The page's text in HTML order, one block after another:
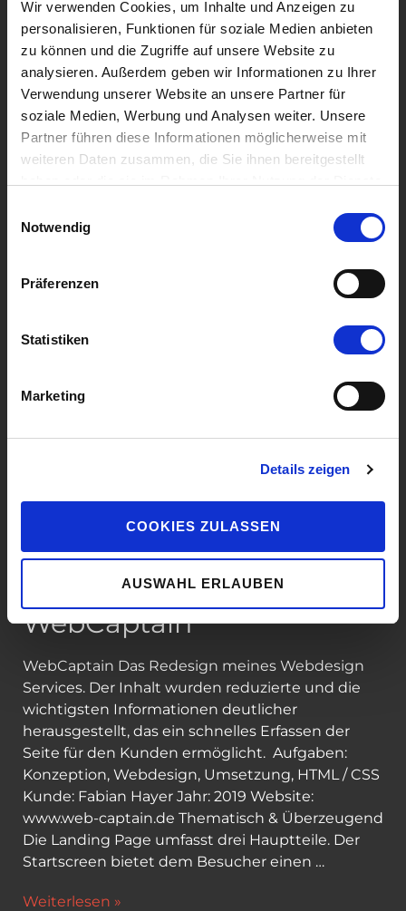
Wir verwenden Cookies, um Inhalte und Anzeigen zu
personalisieren, Funktionen für soziale Medien anbieten
zu können und die Zugriffe auf unsere Website zu
analysieren. Außerdem geben wir Informationen zu Ihrer
Verwendung unserer Website an unsere Partner für
soziale Medien, Werbung und Analysen weiter. Unsere
Partner führen diese Informationen möglicherweise mit
weiteren Daten zusammen, die Sie ihnen bereitgestellt
Notwendig
Präferenzen
Statistiken
Marketing
Details zeigen
COOKIES ZULASSEN
AUSWAHL ERLAUBEN
Aufgaben: Art Direction, Layout Kunde: Raphael
Raab Jahr: 2019 Jung & Traditionsbewusst Raab
Bräu ist eine junge Brauerei, jedoch wird in
Steinbach am Glan viel Wert …
Raab
Bräu
Weiterlesen »
WebCaptain
WebCaptain Das Redesign meines Webdesign
Services. Der Inhalt wurden reduzierte und die
wichtigsten Informationen deutlicher
herausgestellt, das ein schnelles Erfassen der
Seite für den Kunden ermöglicht. Aufgaben:
Konzeption, Webdesign, Umsetzung, HTML / CSS
Kunde: Fabian Hayer Jahr: 2019 Website:
www.web-captain.de Thematisch & Überzeugend
Die Landing Page umfasst drei Hauptteile. Der
Startscreen bietet dem Besucher einen …
WebCaptain
Weiterlesen »